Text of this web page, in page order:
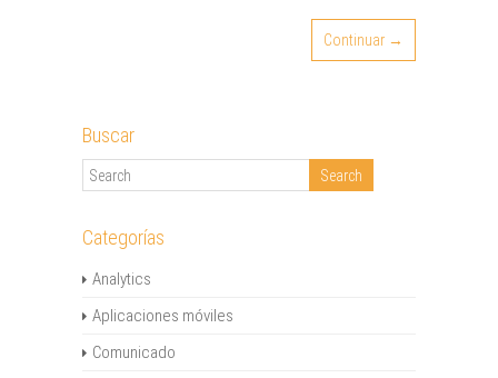
Continuar →
Buscar
Categorías
Analytics
Aplicaciones móviles
Comunicado